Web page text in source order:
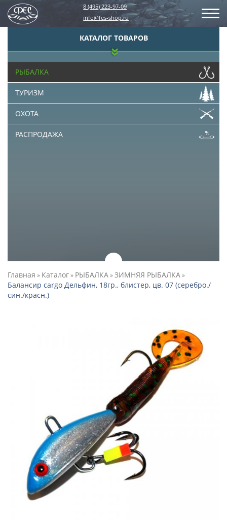
8 (495) 223-97-09
info@fes-shop.ru
КАТАЛОГ ТОВАРОВ
РЫБАЛКА
ТУРИЗМ
ОХОТА
РАСПРОДАЖА
Главная » Каталог» РЫБАЛКА»ЗИМНЯЯ РЫБАЛКА»
Балансир cargo Дельфин, 18гр., блистер, цв. 07 (серебро./
син./красн.)